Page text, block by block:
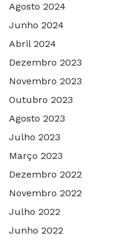
Agosto 2024
Junho 2024
Abril 2024
Dezembro 2023
Novembro 2023
Outubro 2023
Agosto 2023
Julho 2023
Março 2023
Dezembro 2022
Novembro 2022
Julho 2022
Junho 2022